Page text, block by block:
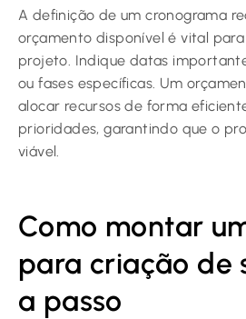
A definição de um cronograma
orçamento disponível é vital
projeto. Indique datas
ou fases específicas. Um
alocar recursos de forma
prioridades, garantindo que o
viável.
Como montar
para criação de
a passo